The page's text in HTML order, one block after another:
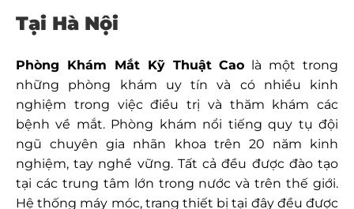
Tại Hà Nội
Phòng Khám Mắt Kỹ Thuật Cao là một trong
những phòng khám uy tín và có nhiều kinh
nghiệm trong việc điều trị và thăm khám các
bệnh về mắt. Phòng khám nổi tiếng quy tụ đội
ngũ chuyên gia nhãn khoa trên 20 năm kinh
nghiệm, tay nghề vững. Tất cả đều được đào tạo
tại các trung tâm lớn trong nước và trên thế giới.
Hệ thống máy móc, trang thiết bị tại đây đều được